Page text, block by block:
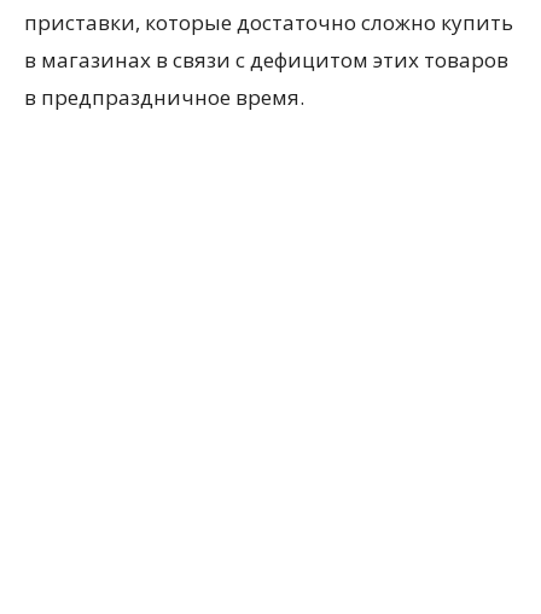
приставки, которые достаточно сложно купить
в магазинах в связи с дефицитом этих товаров
в предпраздничное время.